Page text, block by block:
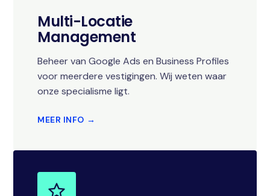
Multi-Locatie
Management
Beheer van Google Ads en Business Profiles
voor meerdere vestigingen. Wij weten waar
onze specialisme ligt.
MEER INFO →